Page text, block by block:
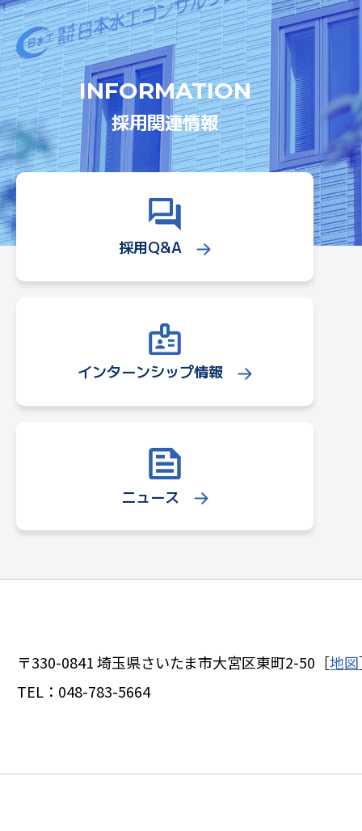
INFORMATION
採用関連情報
採用Q&A
インターンシップ情報
ニュース
〒330-0841埼玉県さいたま市大宮区東町2-50［地図
TEL： 048-783-5664